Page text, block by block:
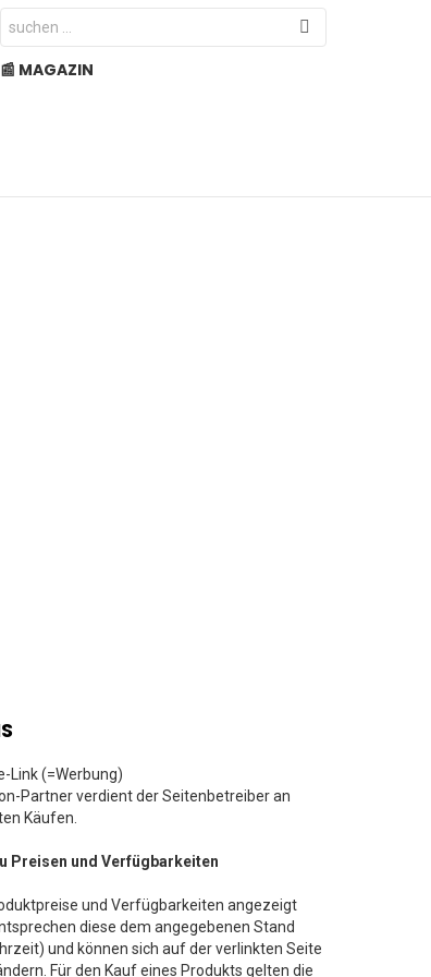
Search
for:
📰 MAGAZIN
Link (=Werbung)
Partner verdient der Seitenbetreiber an
Käufen.
Preisen und Verfügbarkeiten
und Verfügbarkeiten angezeigt
diese dem angegebenen Stand
und können sich auf der verlinkten Seite
Für den Kauf eines Produkts gelten die